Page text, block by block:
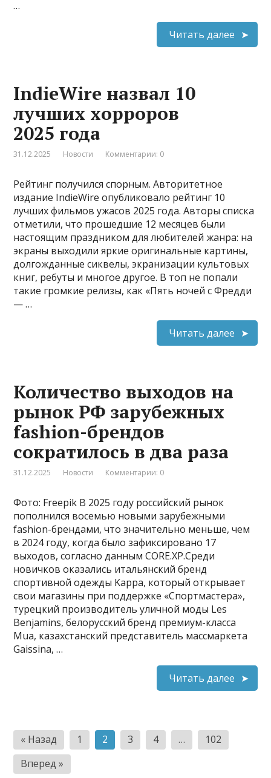
…
Читать далее
IndieWire назвал 10
лучших хорроров
2025 года
31.12.2025 Новости Комментарии: 0
Рейтинг получился спорным. Авторитетное
издание IndieWire опубликовало рейтинг 10
лучших фильмов ужасов 2025 года. Авторы списка
отметили, что прошедшие 12 месяцев были
настоящим праздником для любителей жанра: на
экраны выходили яркие оригинальные картины,
долгожданные сиквелы, экранизации культовых
книг, ребуты и многое другое. В топ не попали
такие громкие релизы, как «Пять ночей с Фредди
— …
Читать далее
Количество выходов на
рынок РФ зарубежных
fashion-брендов
сократилось в два раза
31.12.2025 Новости Комментарии: 0
Фото: Freepik В 2025 году российский рынок
пополнился восемью новыми зарубежными
fashion-брендами, что значительно меньше, чем
в 2024 году, когда было зафиксировано 17
выходов, согласно данным CORE.XP.Среди
новичков оказались итальянский бренд
спортивной одежды Kappa, который открывает
свои магазины при поддержке «Спортмастера»,
турецкий производитель уличной моды Les
Benjamins, белорусский бренд премиум-класса
Mua, казахстанский представитель массмаркета
Gaissina, …
Читать далее
Пагинация
записей
« Назад 1 2 3 4 …
102
Вперед »